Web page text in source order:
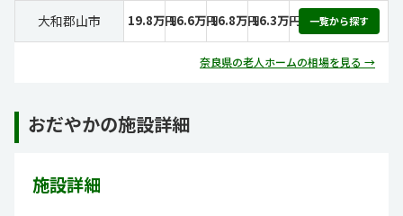
大和郡山市 19.8万円16.6万円16.8万円16.3万円 一覧から探す
奈良県の老人ホームの相場を見る →
おだやかの施設詳細
施設詳細